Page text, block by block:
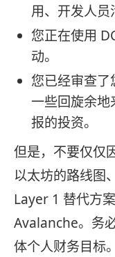
用、开发人员
您正在使用
动。
您已经审查
一些回旋余地
报的投资。
但是，不要仅仅
以太坊的路线图
Layer 1 替代方
Avalanche。务
体个人财务目标